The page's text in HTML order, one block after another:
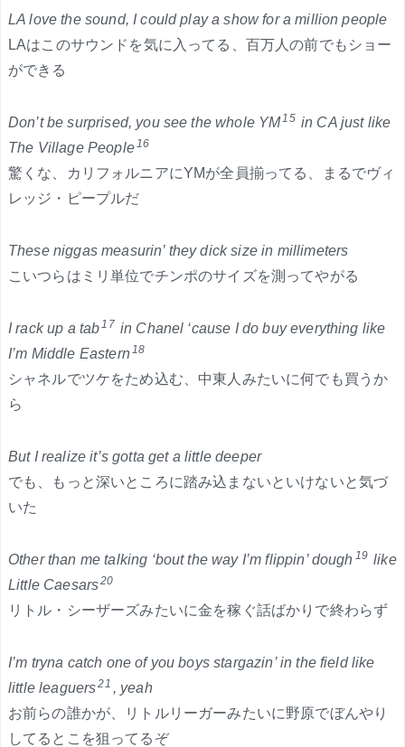
LA love the sound, I could play a show for a million people
LAはこのサウンドを気に入ってる、百万人の前でもショー
ができる
Don’t be surprised, you see the whole YM15 in CA just like
The Village People16
驚くな、カリフォルニアにYMが全員揃ってる、まるでヴィ
レッジ・ピープルだ
These niggas measurin’ they dick size in millimeters
こいつらはミリ単位でチンポのサイズを測ってやがる
I rack up a tab17 in Chanel ‘cause I do buy everything like
I’m Middle Eastern18
シャネルでツケをため込む、中東人みたいに何でも買うか
ら
But I realize it’s gotta get a little deeper
でも、もっと深いところに踏み込まないといけないと気づ
いた
Other than me talking ‘bout the way I’m flippin’ dough 19 like
Little Caesars20
リトル・シーザーズみたいに金を稼ぐ話ばかりで終わらず
I’m tryna catch one of you boys stargazin’ in the field like
little leaguers21 , yeah
お前らの誰かが、リトルリーガーみたいに野原でぼんやり
してるとこを狙ってるぞ